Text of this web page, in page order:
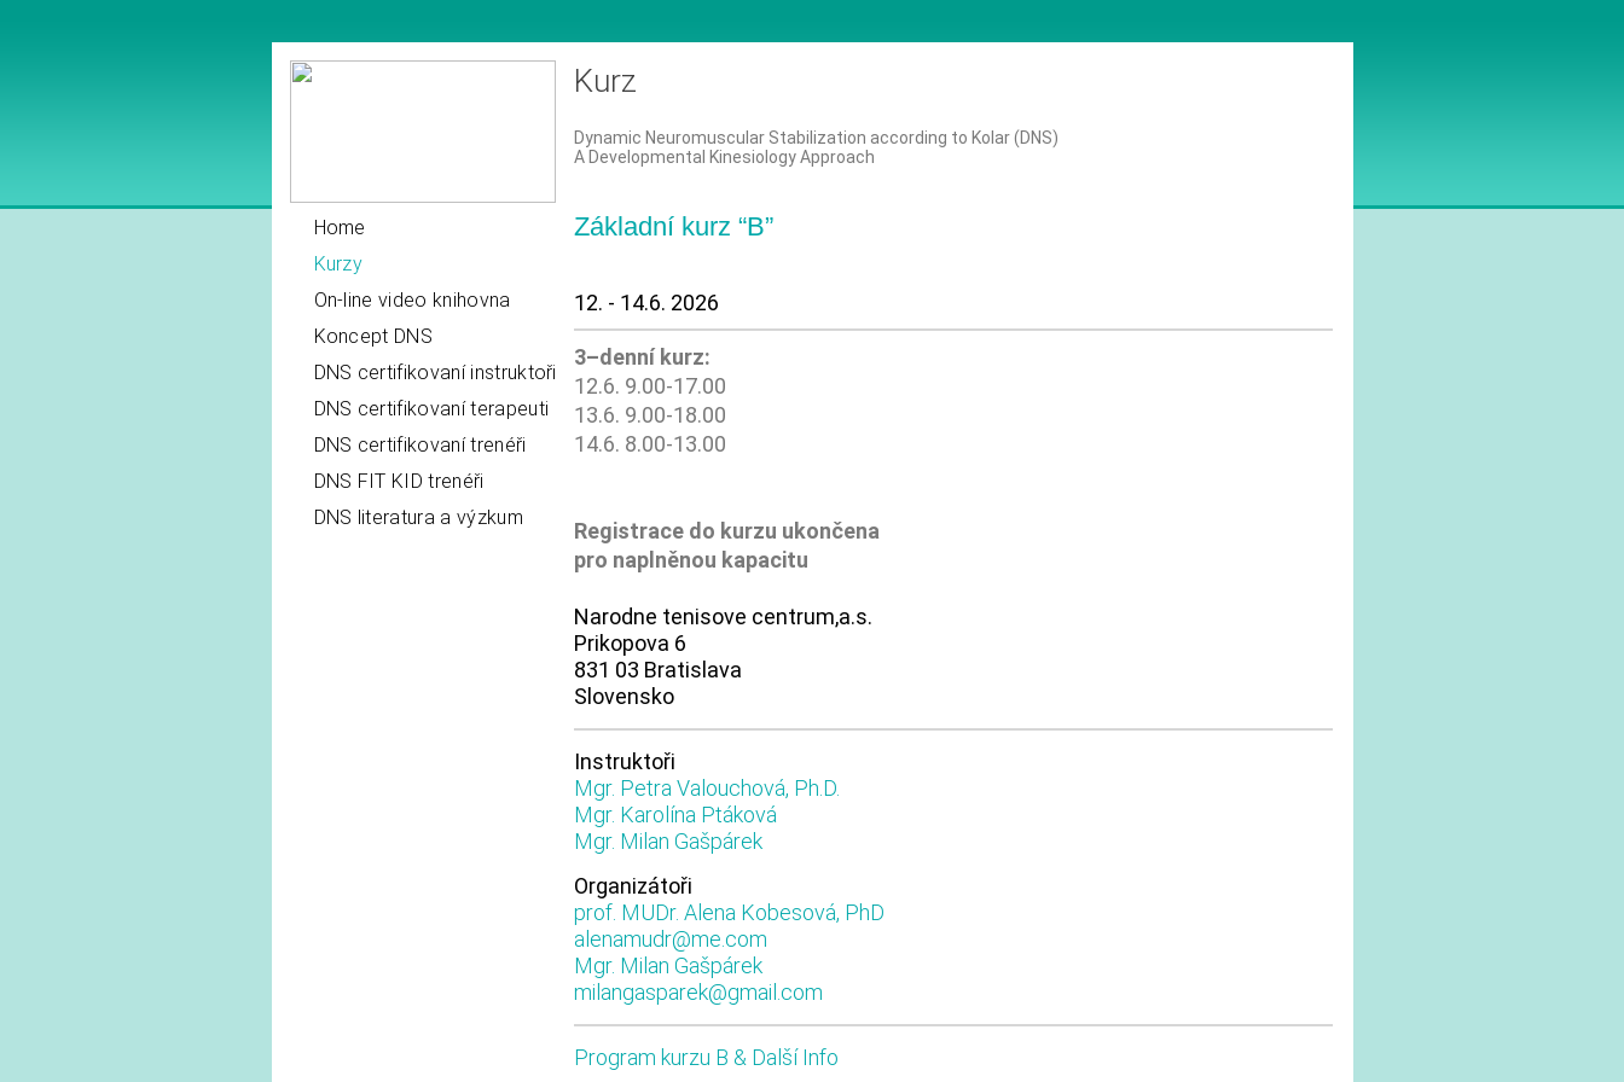
Home
Kurzy
On-line video knihovna
Koncept DNS
DNS certifikovaní instruktoři
DNS certifikovaní terapeuti
DNS certifikovaní trenéři
DNS FIT KID trenéři
DNS literatura a výzkum
Kurz
Dynamic Neuromuscular Stabilization according to Kolar (DNS)
A Developmental Kinesiology Approach
Základní kurz “B”
12. - 14.6. 2026
3–denní kurz:
12.6. 9.00-17.00
13.6. 9.00-18.00
14.6. 8.00-13.00
Registrace do kurzu ukončena
pro naplněnou kapacitu
Narodne tenisove centrum,a.s.
Prikopova 6
831 03 Bratislava
Slovensko
Instruktoři
Mgr. Petra Valouchová, Ph.D.
Mgr. Karolína Ptáková
Mgr. Milan Gašpárek
Organizátoři
prof. MUDr. Alena Kobesová, PhD
alenamudr@me.com
Mgr. Milan Gašpárek
milangasparek@gmail.com
Program kurzu B & Další Info